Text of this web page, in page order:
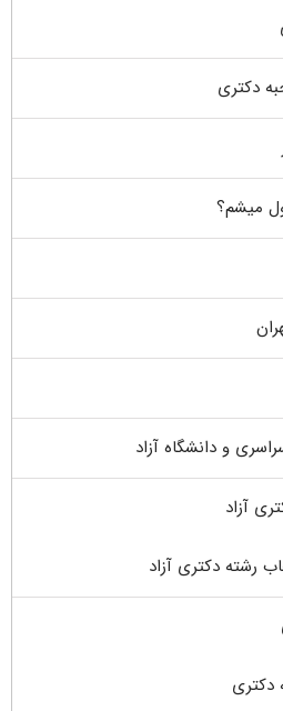
دکتری
میشم؟
و دانشگاه آزاد
آزاد
رشته دکتری آزاد
دکتری